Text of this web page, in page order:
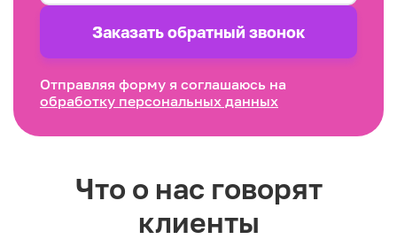
Заказать обратный звонок
Отправляя форму я соглашаюсь на
обработку персональных данных
Что о нас говорят
клиенты